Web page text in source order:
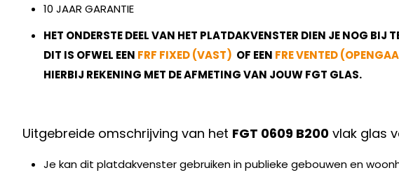
10 JAAR GARANTIE
HET ONDERSTE DEEL VAN HET PLATDAKVENSTER DIEN JE NOG BIJ
DIT IS OFWEL EEN FRF FIXED (VAST) OF EEN FRE VENTED
HIERBIJ REKENING MET DE AFMETING VAN JOUW FGT GLAS.
Uitgebreide omschrijving van het FGT 0609 B200 vlak glas
Je kan dit platdakvenster gebruiken in publieke gebouwen en